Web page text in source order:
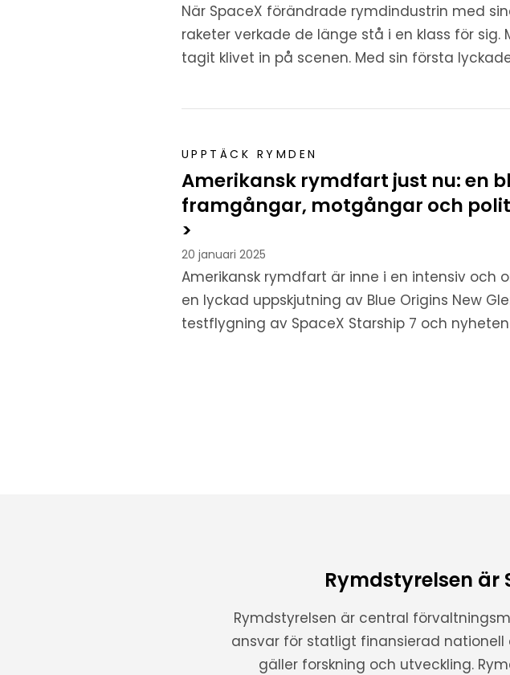
När SpaceX förändrade rymdindustrin med
raketer verkade de länge stå i en klass för sig.
tagit klivet in på scenen. Med sin första
UPPTÄCK RYMDEN
Amerikansk rymdfart just nu: en
framgångar, motgångar och
>
20 januari 2025
Amerikansk rymdfart är inne i en intensiv och
en lyckad uppskjutning av Blue Origins New
testflygning av SpaceX Starship 7 och
Rymdstyrelsen är
Rymdstyrelsen är central
ansvar för statligt finansierad
gäller forskning och utveckling.